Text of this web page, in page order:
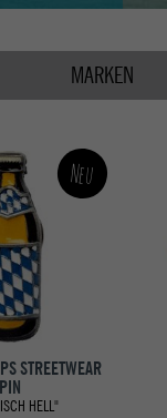
MARKEN
Neu
STREETWEAR
PIN
HELL"